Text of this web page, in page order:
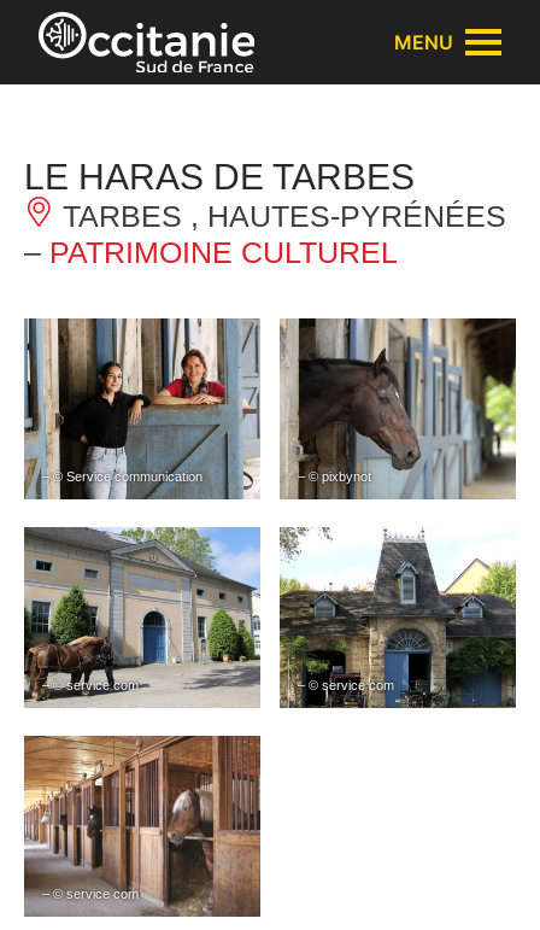
Panneau de gestion des cookies
MENU
LE HARAS DE TARBES
TARBES , HAUTES-PYRÉNÉES
– PATRIMOINE CULTUREL
– © Service communication – © pixbynot
– © service com – © service com
– © service com